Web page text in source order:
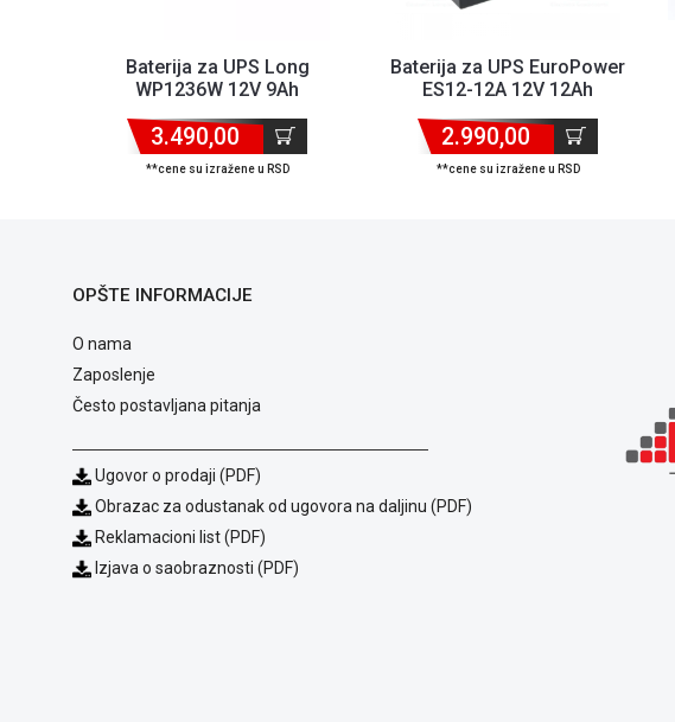
Baterija za UPS Long
WP1236W 12V 9Ah
3.490,00
**cene su izražene u RSD
Baterija za UPS EuroPower
ES12-12A 12V 12Ah
2.990,00
**cene su izražene u RSD
OPŠTE INFORMACIJE
O nama
Zaposlenje
Često postavljana pitanja
Ugovor o prodaji (PDF)
Obrazac za odustanak od ugovora na daljinu (PDF)
Reklamacioni list (PDF)
Izjava o saobraznosti (PDF)